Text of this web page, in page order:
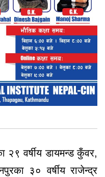
२९ वर्षीय डायमन्ड कुँवर,
३० वर्षीय राजेन्द्र